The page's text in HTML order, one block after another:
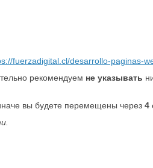
fuerzadigital.cl/desarrollo-paginas-
рекомендуем не указывать
вы будете перемещены через 4